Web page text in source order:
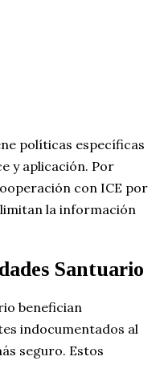
políticas específicas
y aplicación. Por
con ICE por
la información
Santuario
benefician
indocumentados al
seguro. Estos